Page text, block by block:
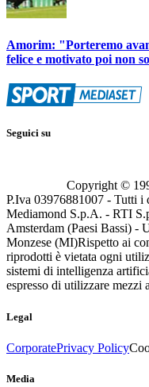
Amorim: "Porteremo
felice e motivato poi non
Seguici su
Copyright ©
P.Iva 03976881007 - Tutti
Mediamond S.p.A. - RTI
Amsterdam (Paesi Bassi) -
Monzese (MI)Rispetto ai
riprodotti è vietata ogni
sistemi di intelligenza
espresso di utilizzare mezzi
Legal
CorporatePrivacy Policy
Media